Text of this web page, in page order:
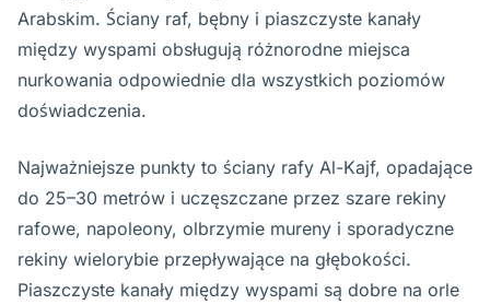
Arabskim. Ściany raf, bębny i piaszczyste kanały
między wyspami obsługują różnorodne miejsca
nurkowania odpowiednie dla wszystkich poziomów
doświadczenia.
Najważniejsze punkty to ściany rafy Al-Kajf, opadające
do 25–30 metrów i uczęszczane przez szare rekiny
rafowe, napoleony, olbrzymie mureny i sporadyczne
rekiny wielorybie przepływające na głębokości.
Piaszczyste kanały między wyspami są dobre na orle